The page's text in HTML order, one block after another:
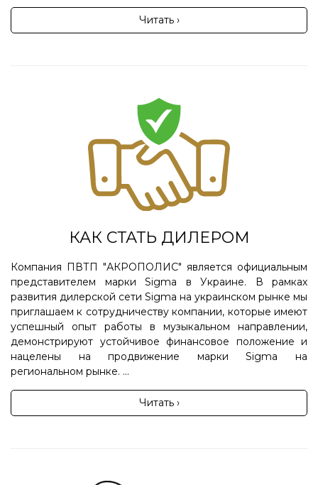
Читать ›
КАК СТАТЬ ДИЛЕРОМ
Компания ПВТП "АКРОПОЛИС" является официальным
представителем марки Sigma в Украине. В рамках
развития дилерской сети Sigma на украинском рынке мы
приглашаем к сотрудничеству компании, которые имеют
успешный опыт работы в музыкальном направлении,
демонстрируют устойчивое финансовое положение и
нацелены на продвижение марки Sigma на
региональном рынке. ...
Читать ›